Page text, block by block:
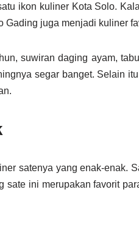
ikon kuliner Kota Solo.
Gading juga menjadi kuliner
suwiran daging ayam,
segar banget. Selain
satenya yang enak-enak.
sate ini merupakan favorit